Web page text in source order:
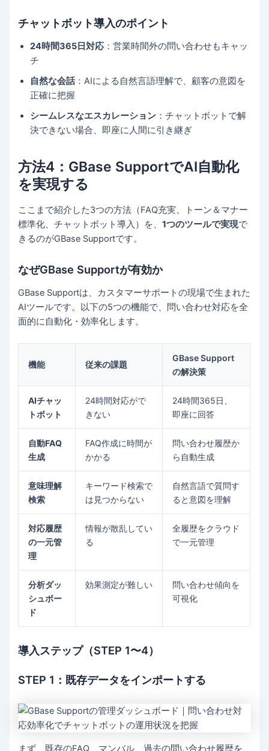
チャットボット導入のポイント
24時間365日対応 ：営業時間外の問い合わせもキャッ
チ
自然な会話 ：AIによる自然言語理解で、顧客の意図を
正確に把握
シームレスなエスカレーション ：チャットボットで解
決できない場合、即座に人間に引き継ぎ
方法4：GBase SupportでAI自動化
を実現する
ここまで紹介した3つの方法（FAQ充実、トーン＆マナー
標準化、チャットボット導入）を、1つのツールで実現で
きるのがGBase Supportです。
なぜGBase Supportが有効か
GBase Supportは、カスタマーサポートの現場で生まれた
AIツールです。以下の5つの機能で、問い合わせ対応を全
面的に自動化・効率化します。
機能 従来の課題
GBase Support
の解決策
AIチャッ
トボット
24時間対応がで
きない
24時間365日、
即座に回答
自動FAQ
生成
FAQ作成に時間が
かかる
問い合わせ履歴か
ら自動生成
意味理解
検索
キーワード検索で
は見つからない
自然言語で質問す
ると意図を理解
対応履歴
の一元管
理
情報が散乱してい
る
全履歴をクラウド
で一元管理
分析ダッ
シュボー
ド
効果測定が難しい
問い合わせ傾向を
可視化
導入ステップ（STEP 1〜4）
STEP 1：既存データをインポートする
まず、既存のFAQ、マンバル、過去の問い合わせ履歴を